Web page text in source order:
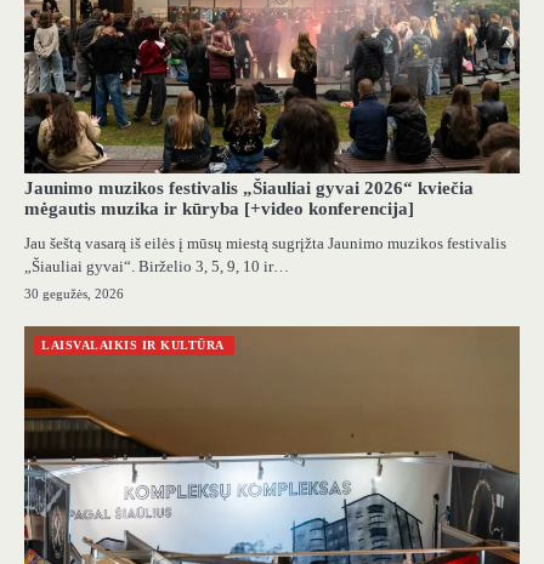
Jaunimo muzikos festivalis „Šiauliai gyvai 2026“ kviečia
mėgautis muzika ir kūryba [+video konferencija]
Jau šeštą vasarą iš eilės į mūsų miestą sugrįžta Jaunimo muzikos festivalis
„Šiauliai gyvai“. Birželio 3, 5, 9, 10 ir…
30 gegužės, 2026
LAISVALAIKIS IR KULTŪRA